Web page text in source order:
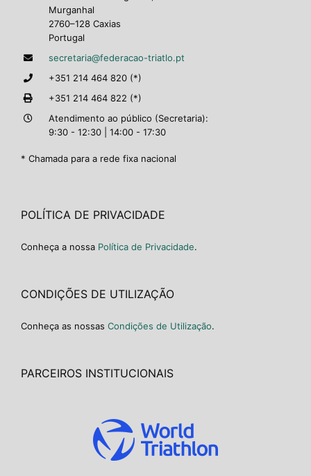
Murganhal
2760–128 Caxias
Portugal
secretaria@federacao-triatlo.pt
+351 214 464 820 (*)
+351 214 464 822 (*)
Atendimento ao público (Secretaria):
9:30 - 12:30 | 14:00 - 17:30
* Chamada para a rede fixa nacional
POLÍTICA DE PRIVACIDADE
Conheça a nossa Política de Privacidade.
CONDIÇÕES DE UTILIZAÇÃO
Conheça as nossas Condições de Utilização.
PARCEIROS INSTITUCIONAIS